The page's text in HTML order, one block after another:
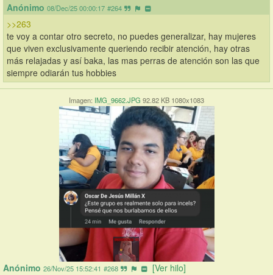
Anónimo 08/Dec/25 00:00:17 #264
>>263
te voy a contar otro secreto, no puedes generalizar, hay mujeres
que viven exclusivamente queriendo recibir atención, hay otras
más relajadas y así baka, las mas perras de atención son las que
siempre odiarán tus hobbies
Imagen: IMG_9662.JPG 92.82 KB 1080x1083
Anónimo 26/Nov/25 15:52:41 #268
[Ver hilo]